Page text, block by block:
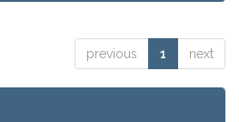
previous 1 next